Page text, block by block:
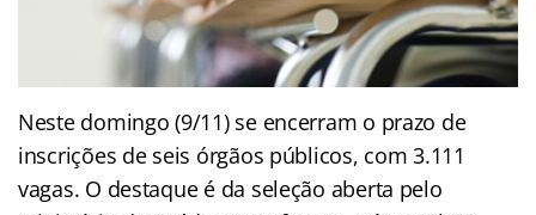
Neste domingo (9/11) se encerram o prazo de
inscrições de seis órgãos públicos, com 3.111
vagas. O destaque é da seleção aberta pelo